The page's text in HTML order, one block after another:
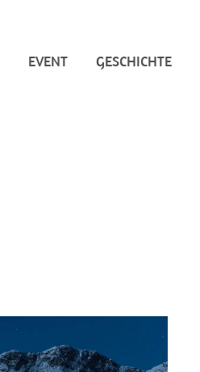
EVENT GESCHICHTE